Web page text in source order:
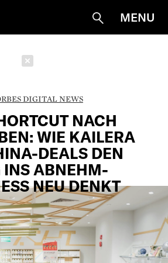
Suche
MENU
DIGITAL NEWS
NACH
WIE KAILERA
DEALS DEN
INS ABNEHM-
NEU DENKT